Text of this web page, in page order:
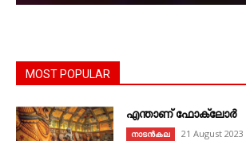
MOST POPULAR
എന്താണ്‌ ഫോക്‌ലോർ
നാടൻകല 21 August 2023